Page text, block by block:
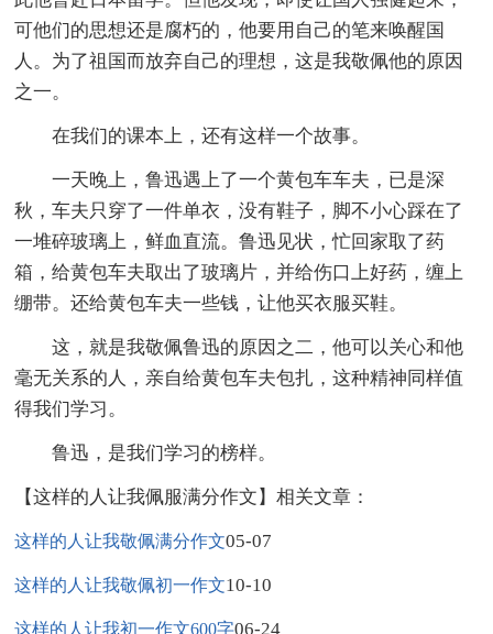
可他们的思想还是腐朽的，他要用自己的笔来唤醒国
人。为了祖国而放弃自己的理想，这是我敬佩他的原因
之一。
在我们的课本上，还有这样一个故事。
一天晚上，鲁迅遇上了一个黄包车车夫，已是深
秋，车夫只穿了一件单衣，没有鞋子，脚不小心踩在了
一堆碎玻璃上，鲜血直流。鲁迅见状，忙回家取了药
箱，给黄包车夫取出了玻璃片，并给伤口上好药，缠上
绷带。还给黄包车夫一些钱，让他买衣服买鞋。
这，就是我敬佩鲁迅的原因之二，他可以关心和他
毫无关系的人，亲自给黄包车夫包扎，这种精神同样值
得我们学习。
鲁迅，是我们学习的榜样。
【这样的人让我佩服满分作文】相关文章：
这样的人让我敬佩满分作文05-07
这样的人让我敬佩初一作文10-10
这样的人让我初一作文600字06-24